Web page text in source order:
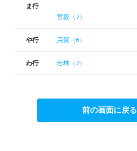
ま行
宮坂（7）
や行 用賀（6）
わ行 若林（7）
前の画面に戻る